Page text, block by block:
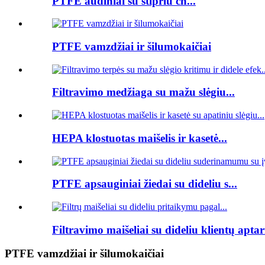
PTFE vamzdžiai ir šilumokaičiai
Filtravimo medžiaga su mažu slėgiu...
HEPA klostuotas maišelis ir kasetė...
PTFE apsauginiai žiedai su dideliu s...
Filtravimo maišeliai su dideliu klientų
PTFE vamzdžiai ir šilumokaičiai